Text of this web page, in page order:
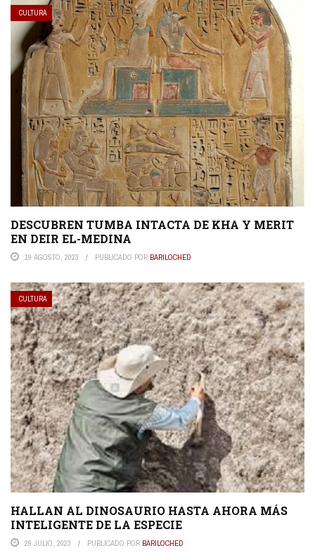
CULTURA
DESCUBREN TUMBA INTACTA DE KHA Y MERIT
EN DEIR EL-MEDINA
19 AGOSTO, 2023 PUBLICADO POR BARILOCHED
CULTURA
HALLAN AL DINOSAURIO HASTA AHORA MÁS
INTELIGENTE DE LA ESPECIE
29 JULIO, 2023 PUBLICADO POR BARILOCHED